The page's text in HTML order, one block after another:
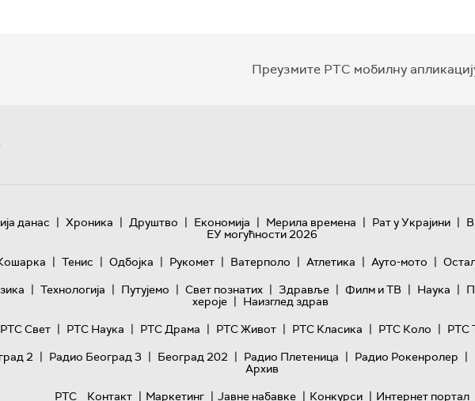
Преузмите РТС мобилну
данас | Хроника | Друштво | Економија | Мерила времена | Рат у Украјини |
ЕУ могућности 2026
| Тенис | Одбојка | Рукомет | Ватерполо | Атлетика | Ауто-мото |
| Технологијa | Путујемо | Свет познатих | Здравље | Филм и ТВ | Наука |
хероје | Наизглед здрав
РТС Свет | РТС Наука | РТС Драма | РТС Живот | РТС Класика | РТС Коло | РТС
2 | Радио Београд 3 | Београд 202 | Радио Плетеница | Радио Рокенролер |
Архив
РТС
Контакт | Маркетинг | Јавне набавке | Конкурси | Интернет портал